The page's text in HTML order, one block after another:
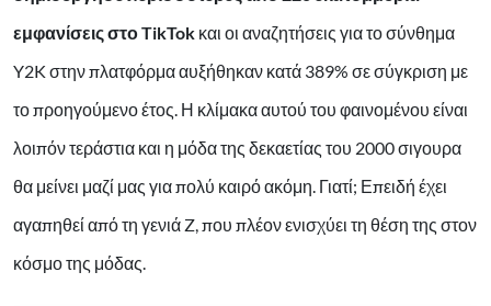
εμφανίσεις στο TikTok και οι αναζητήσεις για το σύνθημα
Y2K στην πλατφόρμα αυξήθηκαν κατά 389% σε σύγκριση με
το προηγούμενο έτος. Η κλίμακα αυτού του φαινομένου είναι
λοιπόν τεράστια και η μόδα της δεκαετίας του 2000 σιγουρα
θα μείνει μαζί μας για πολύ καιρό ακόμη. Γιατί; Επειδή έχει
αγαπηθεί από τη γενιά Z, που πλέον ενισχύει τη θέση της στον
κόσμο της μόδας.